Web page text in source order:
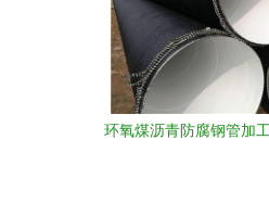
环氧煤沥青防腐钢管